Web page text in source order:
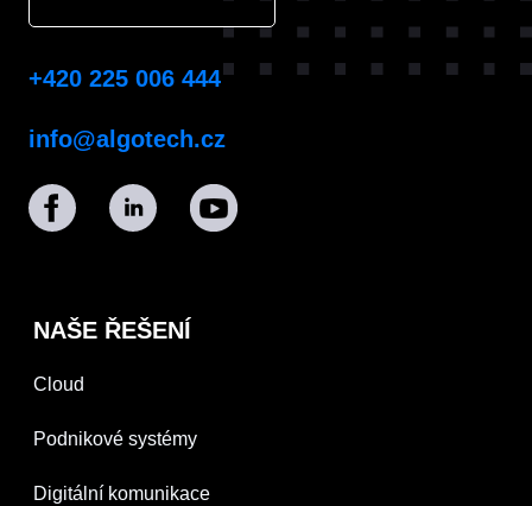
+420 225 006 444
info@algotech.cz
NAŠE ŘEŠENÍ
Cloud
Podnikové systémy
Digitální komunikace